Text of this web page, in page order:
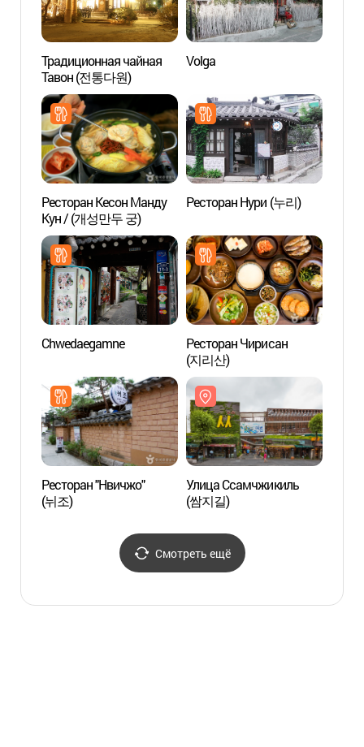
Традиционная чайная
Тавон (전통다원)
Volga
Ресторан Кесон Манду
Кун / (개성만두 궁)
Ресторан Нури (누리)
Chwedaegamne
Ресторан Чирисан
(지리산)
Ресторан "Нвичжо"
(뉘조)
Улица Ссамчжикиль
(쌈지길)
Смотреть ещё